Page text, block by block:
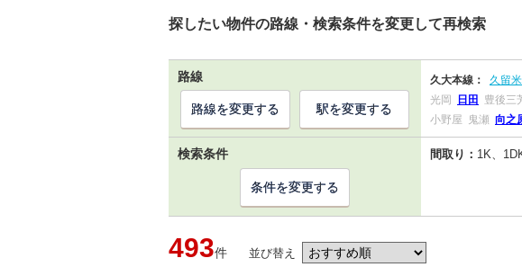
探したい物件の路線・検索条件を変更して再検索
路線 久大本線： 久留米
光岡
日田 豊後三
小野屋
鬼瀬 向之
路線を変更する 駅を変更する
検索条件 間取り： 1K、
条件を変更する
493件 並び替え